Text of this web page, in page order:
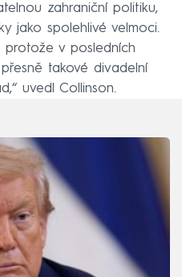
zahraniční politiku,
jako spolehlivé velmoci.
protože v posledních
takové divadelní
uvedl Collinson.